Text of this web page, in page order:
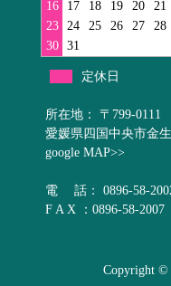
16
17 18 19 20 21
23
24 25 26 27 28
30
31
定休日
所在地： 〒799-0111
愛媛県四国中央市金
google MAP>>
電 話： 0896-58-
F A X ：0896-58-2007
Copyright ©